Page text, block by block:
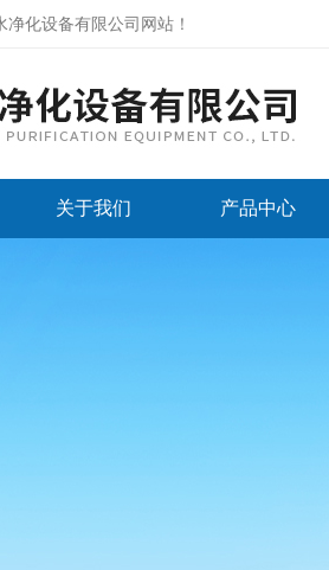
净化设备有限公司网站 ！
关于我们 产品中心